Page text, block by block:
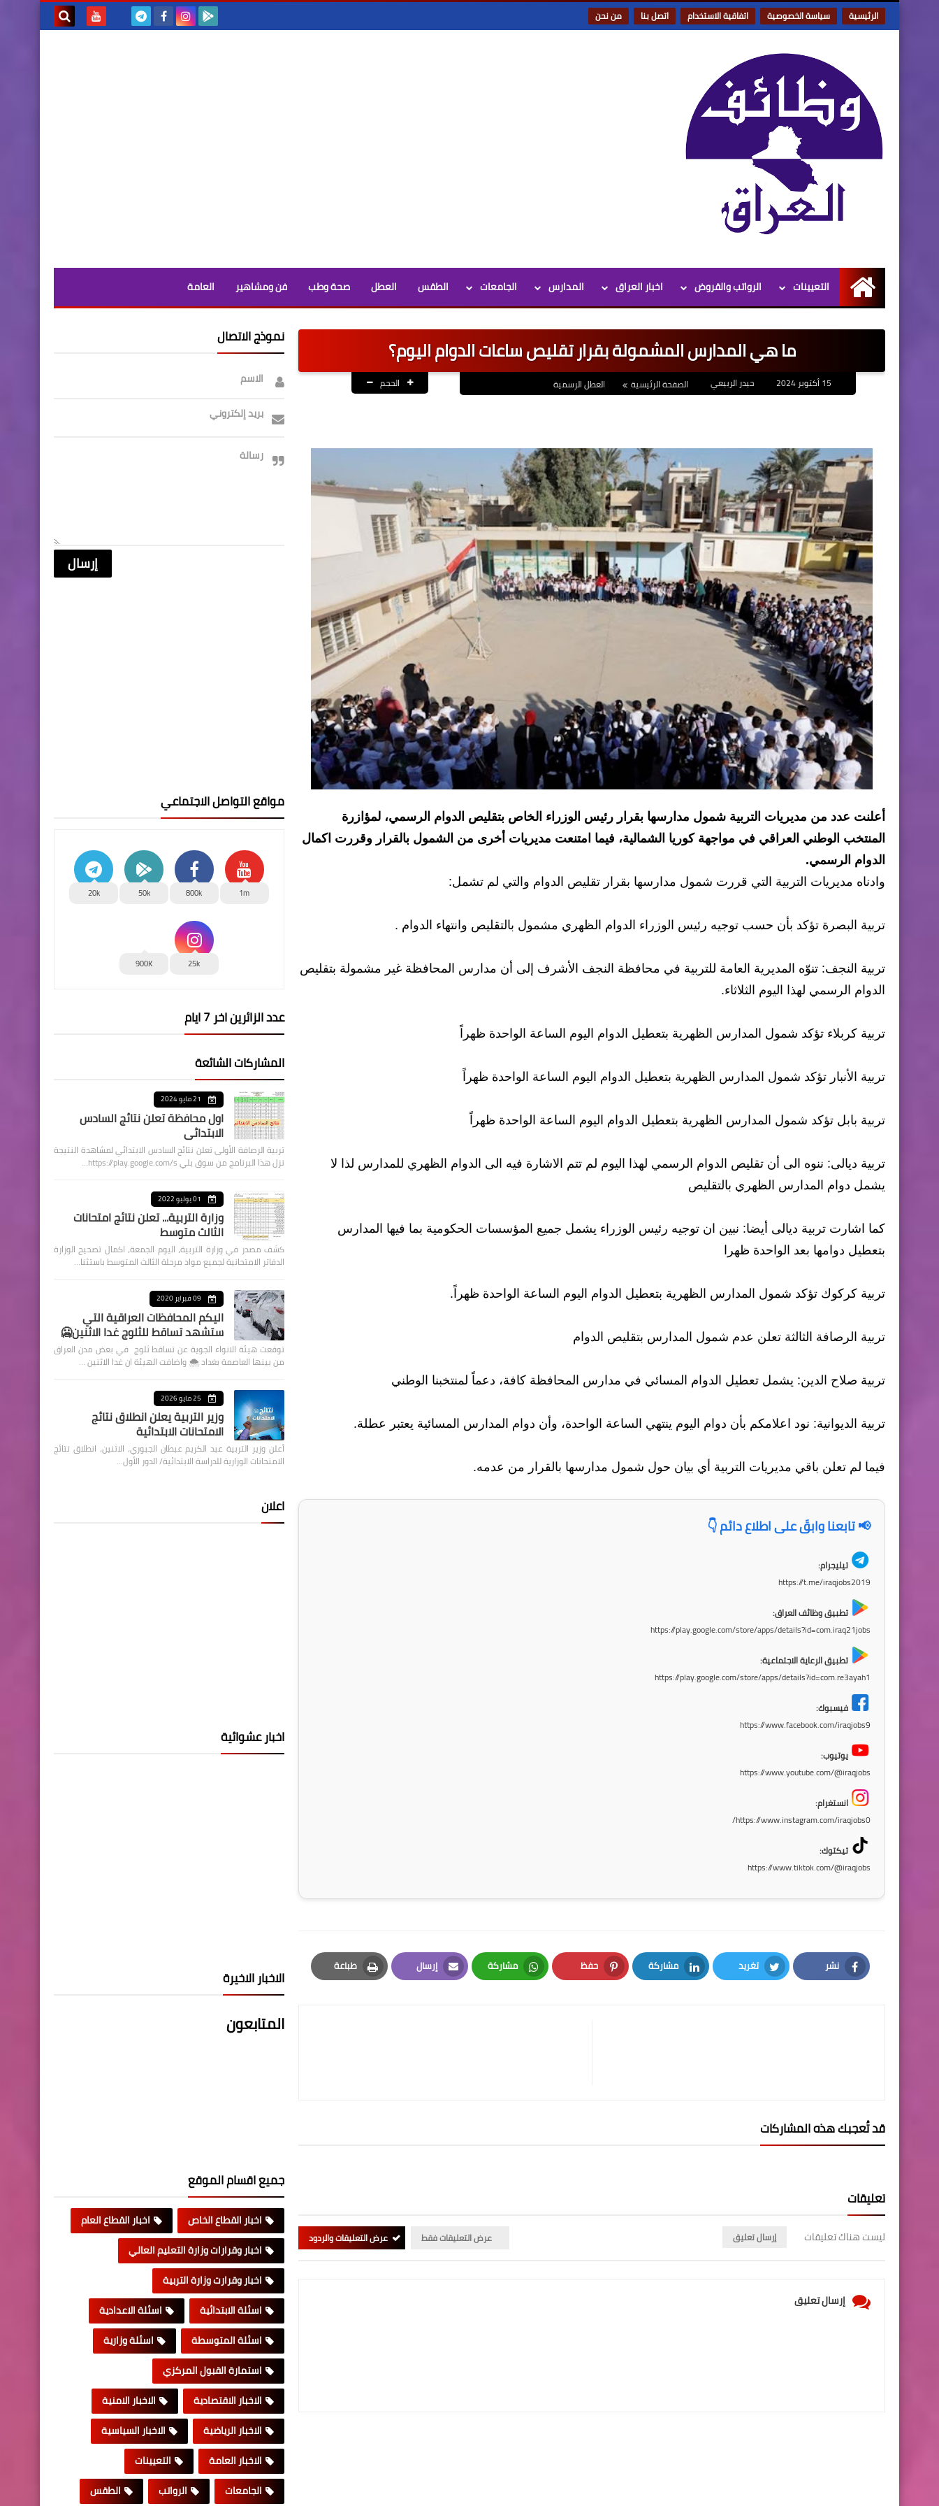
الرئيسية سياسة الخصوصية اتفاقية الاستخدام اتصل بنا من نحن
الرئيسية
التعيينات الرواتب والقروض اخبار العراق المدارس الجامعات الطقس العطل صحة وطب فن ومشاهير العامة
ما هي المدارس المشمولة بقرار تقليص ساعات الدوام اليوم؟
حيدر الربيعي الصفحة الرئيسية العطل الرسمية الحجم
أعلنت عدد من مديريات التربية شمول مدارسها بقرار رئيس الوزراء الخاص بتقليص الدوام الرسمي، لمؤازرة
المنتخب الوطني العراقي في مواجهة كوريا الشمالية، فيما امتنعت مديريات أخرى من الشمول بالقرار وقررت اكمال
الدوام الرسمي.
وادناه مديريات التربية التي قررت شمول مدارسها بقرار تقليص الدوام والتي لم تشمل:
تربية البصرة تؤكد بأن حسب توجيه رئيس الوزراء الدوام الظهري مشمول بالتقليص وانتهاء الدوام .
تربية النجف: تنوّه المديرية العامة للتربية في محافظة النجف الأشرف إلى أن مدارس المحافظة غير مشمولة بتقليص
الدوام الرسمي لهذا اليوم الثلاثاء.
تربية كربلاء تؤكد شمول المدارس الظهرية بتعطيل الدوام اليوم الساعة الواحدة ظهراً
تربية الأنبار تؤكد شمول المدارس الظهرية بتعطيل الدوام اليوم الساعة الواحدة ظهراً
تربية بابل تؤكد شمول المدارس الظهرية بتعطيل الدوام اليوم الساعة الواحدة ظهراً
تربية ديالى: ننوه الى أن تقليص الدوام الرسمي لهذا اليوم لم تتم الاشارة فيه الى الدوام الظهري للمدارس لذا لا
يشمل دوام المدارس الظهري بالتقليص
كما اشارت تربية ديالى أيضا: نبين ان توجيه رئيس الوزراء يشمل جميع المؤسسات الحكومية بما فيها المدارس
بتعطيل دوامها بعد الواحدة ظهرا
تربية كركوك تؤكد شمول المدارس الظهرية بتعطيل الدوام اليوم الساعة الواحدة ظهراً.
تربية الرصافة الثالثة تعلن عدم شمول المدارس بتقليص الدوام
تربية صلاح الدين: يشمل تعطيل الدوام المسائي في مدارس المحافظة كافة، دعماً لمنتخبنا الوطني
تربية الديوانية: نود اعلامكم بأن دوام اليوم ينتهي الساعة الواحدة، وأن دوام المدارس المسائية يعتبر عطلة.
فيما لم تعلن باقي مديريات التربية أي بيان حول شمول مدارسها بالقرار من عدمه.
📢 تابعنا وابقَ على اطلاع دائم 👇
تيليجرام:
https://t.me/iraqjobs2019
تطبيق وظائف العراق:
https://play.google.com/store/apps/details?id=com.iraq21jobs
تطبيق الرعاية الاجتماعية:
https://play.google.com/store/apps/details?id=com.re3ayah1
فيسبوك:
https://www.facebook.com/iraqjobs9
يوتيوب:
https://www.youtube.com/@iraqjobs
انستغرام:
https://www.instagram.com/iraqjobs0/
تيكتوك:
https://www.tiktok.com/@iraqjobs
نشر
Facebook
تغريد
Twitter
مشاركة
LinkedIn
حفظ
Pinterest
مشاركة
Whatsapp
إرسال
Email
طباعة
Print
قد تُعجبك هذه المشاركات
تعليقات
ليست هناك تعليقات إرسال تعليق عرض التعليقات فقط عرض التعليقات والردود
إرسال تعليق
نموذج الاتصال
الاسم
بريد إلكتروني
رسالة
مواقع التواصل الاجتماعي
1m
800k
50k
20k
25k
900K
عدد الزائرين اخر 7 ايام
المشاركات الشائعة
21 مايو 2024
اول محافظة تعلن نتائج السادس
الابتدائي
تربية الرصافة الأولى تعلن نتائج السادس الابتدائي لمشاهدة النتيجة
نزل هذا البرنامج من سوق بلي https://play.google.com/s…
01 يوليو 2022
وزارة التربية... تعلن نتائج امتحانات
الثالث متوسط
كشف مصدر في وزارة التربية، اليوم الجمعة، اكمال تصحيح الوزارة
الدفاتر الامتحانية لجميع مواد مرحلة الثالث المتوسط باستثنا…
09 فبراير 2020
اليكم المحافظات العراقية التي
ستشهد تساقط للثلوج غدا الاثنين🥶
توقعت هيئة الانواء الجوية عن تساقط ثلوج في بعض مدن العراق
من بينها العاصمة بغداد ⁦🌨️⁩ واضافت الهيئة ان غدا الاثنين …
25 مايو 2026
وزير التربية يعلن انطلاق نتائج
الامتحانات الابتدائية
أعلن وزير التربية عبد الكريم عبطان الجبوري، الاثنين، انطلاق نتائج
الامتحانات الوزارية للدراسة الابتدائية/ الدور الأول…
اعلان
اخبار عشوائية
الاخبار الاخيرة
المتابعون
جميع اقسام الموقع
اخبار القطاع الخاص
اخبار القطاع العام
اخبار وقرارات وزارة التعليم العالي
اخبار وقرارت وزارة التربية
اسئلة الابتدائية
اسئلة الاعدادية
اسئلة المتوسطة
اسئلة وزارية
استمارة القبول المركزي
الاخبار الاقتصادية
الاخبار الامنية
الاخبار الرياضية
الاخبار السياسية
الاخبار العامة
التعيينات
الجامعات
الرواتب الطقس